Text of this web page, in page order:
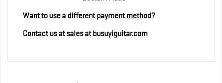
Want to use a different payment method?
Contact us at sales at busuyiguitar.com